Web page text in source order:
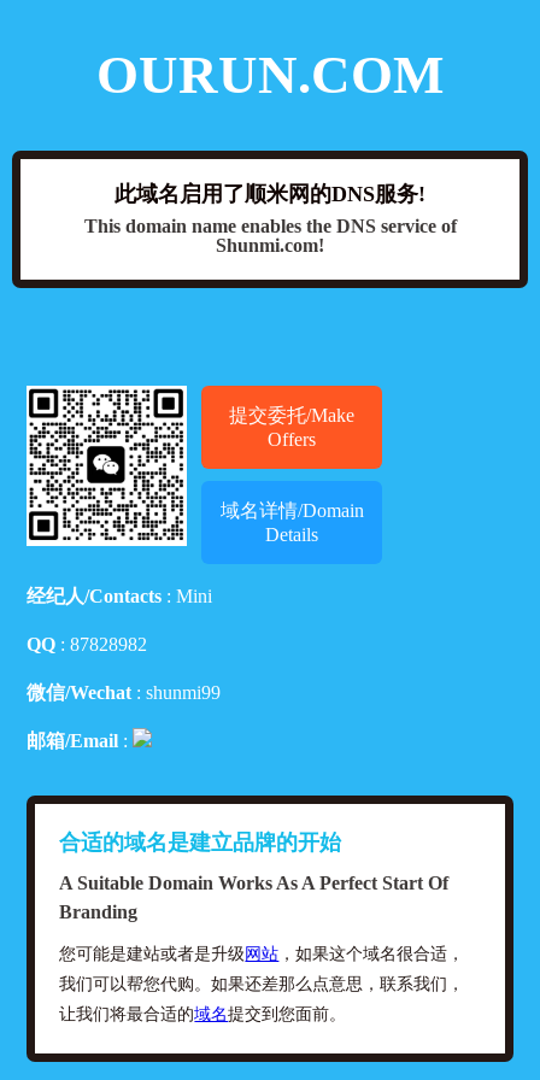
OURUN.COM
此域名启用了顺米网的DNS服务!
This domain name enables the DNS service of
Shunmi.com!
提交委托/Make
Offers
域名详情/Domain
Details
经纪人/Contacts : Mini
QQ :87828982
微信/Wechat : shunmi99
邮箱/Email :
合适的域名是建立品牌的开始
A Suitable Domain Works As A Perfect Start Of
Branding
您可能是建站或者是升级 网站 ，如果这个域名很合适，
我们可以帮您代购。如果还差那么点意思，联系我们，
让我们将最合适的域名提交到您面前。